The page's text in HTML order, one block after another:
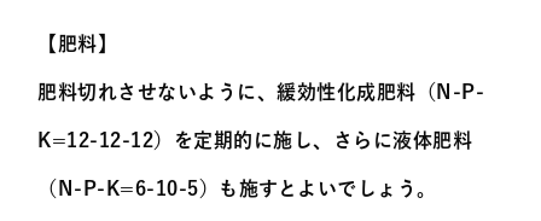
【肥料】
肥料切れさせないように、緩効性化成肥料（N-P-
K=12-12-12）を定期的に施し、さらに液体肥料
（N-P-K=6-10-5）も施すとよいでしょう。